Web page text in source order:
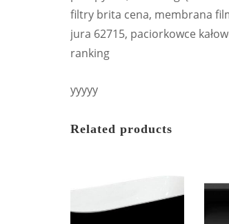
filtry brita cena, membrana
jura 62715, paciorkowce
ranking
yyyyy
Related products